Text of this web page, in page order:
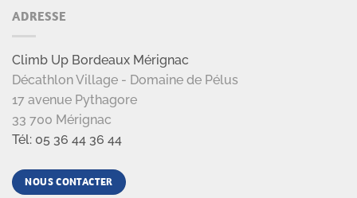
ADRESSE
Climb Up Bordeaux Mérignac
Décathlon Village - Domaine de Pélus
17 avenue Pythagore
33 700 Mérignac
Tél: 05 36 44 36 44
NOUS CONTACTER